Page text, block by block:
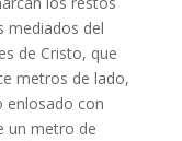
mediados del
de Cristo, que
metros de lado,
enlosado con
un metro de